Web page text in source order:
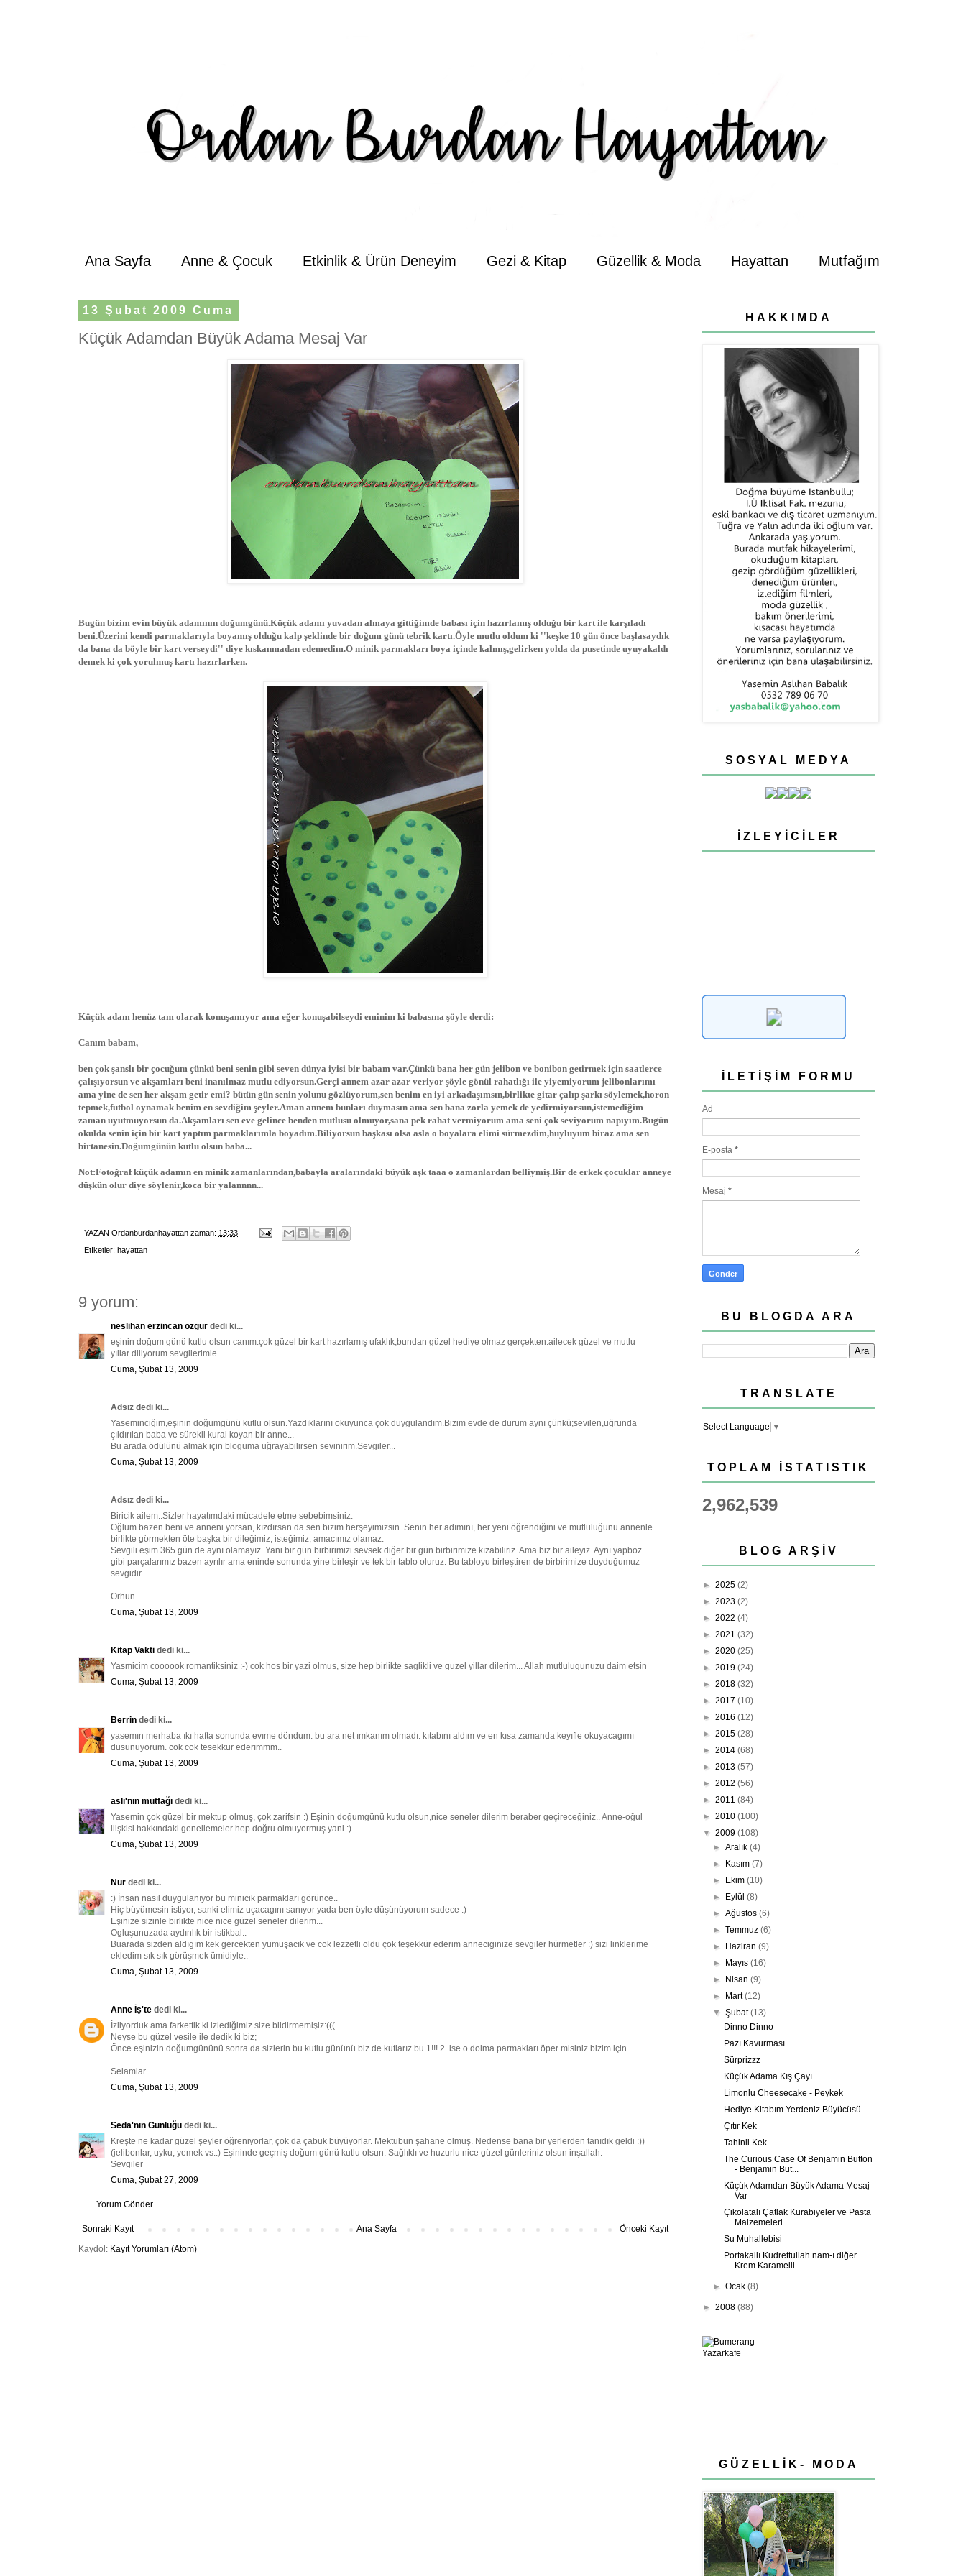
Ana Sayfa Anne & Çocuk Etkinlik & Ürün Deneyim Gezi & Kitap Güzellik & Moda Hayattan Mutfağım
13 Şubat 2009 Cuma
Küçük Adamdan Büyük Adama Mesaj Var
Bugün bizim evin büyük adamının doğumgünü.Küçük adamı yuvadan almaya gittiğimde babası için hazırlamış olduğu bir kart ile karşıladı
beni.Üzerini kendi parmaklarıyla boyamış olduğu kalp şeklinde bir doğum günü tebrik kartı.Öyle mutlu oldum ki ''keşke 10 gün önce başlasaydık
da bana da böyle bir kart verseydi'' diye kıskanmadan edemedim.O minik parmakları boya içinde kalmış,gelirken yolda da pusetinde uyuyakaldı
demek ki çok yorulmuş kartı hazırlarken.
Küçük adam henüz tam olarak konuşamıyor ama eğer konuşabilseydi eminim ki babasına şöyle derdi:
Canım babam,
ben çok şanslı bir çocuğum çünkü beni senin gibi seven dünya iyisi bir babam var.Çünkü bana her gün jelibon ve bonibon getirmek için saatlerce
çalışıyorsun ve akşamları beni inanılmaz mutlu ediyorsun.Gerçi annem azar azar veriyor şöyle gönül rahatlığı ile yiyemiyorum jelibonlarımı
ama yine de sen her akşam getir emi? bütün gün senin yolunu gözlüyorum,sen benim en iyi arkadaşımsın,birlikte gitar çalıp şarkı söylemek,horon
tepmek,futbol oynamak benim en sevdiğim şeyler.Aman annem bunları duymasın ama sen bana zorla yemek de yedirmiyorsun,istemediğim
zaman uyutmuyorsun da.Akşamları sen eve gelince benden mutlusu olmuyor,sana pek rahat vermiyorum ama seni çok seviyorum napıyım.Bugün
okulda senin için bir kart yaptım parmaklarımla boyadım.Biliyorsun başkası olsa asla o boyalara elimi sürmezdim,huyluyum biraz ama sen
birtanesin.Doğumgünün kutlu olsun baba...
Not:Fotoğraf küçük adamın en minik zamanlarından,babayla aralarındaki büyük aşk taaa o zamanlardan belliymiş.Bir de erkek çocuklar anneye
düşkün olur diye söylenir,koca bir yalannnn...
YAZAN Ordanburdanhayattan zaman: 13:33
Etİketler: hayattan
9 yorum:
neslihan erzincan özgür dedi ki...
eşinin doğum günü kutlu olsun canım.çok güzel bir kart hazırlamış ufaklık,bundan güzel hediye olmaz gerçekten.ailecek güzel ve mutlu
yıllar diliyorum.sevgilerimle....
Cuma, Şubat 13, 2009
Adsız dedi ki...
Yaseminciğim,eşinin doğumgünü kutlu olsun.Yazdıklarını okuyunca çok duygulandım.Bizim evde de durum aynı çünkü;sevilen,uğrunda
çıldırılan baba ve sürekli kural koyan bir anne...
Bu arada ödülünü almak için bloguma uğrayabilirsen sevinirim.Sevgiler...
Cuma, Şubat 13, 2009
Adsız dedi ki...
Biricik ailem..Sizler hayatımdaki mücadele etme sebebimsiniz.
Oğlum bazen beni ve anneni yorsan, kızdırsan da sen bizim herşeyimizsin. Senin her adımını, her yeni öğrendiğini ve mutluluğunu annenle
birlikte görmekten öte başka bir dileğimiz, isteğimiz, amacımız olamaz.
Sevgili eşim 365 gün de aynı olamayız. Yani bir gün birbirimizi sevsek diğer bir gün birbirimize kızabiliriz. Ama biz bir aileyiz. Aynı yapboz
gibi parçalarımız bazen ayrılır ama eninde sonunda yine birleşir ve tek bir tablo oluruz. Bu tabloyu birleştiren de birbirimize duyduğumuz
sevgidir.
Orhun
Cuma, Şubat 13, 2009
Kitap Vakti dedi ki...
Yasmicim coooook romantiksiniz :-) cok hos bir yazi olmus, size hep birlikte saglikli ve guzel yillar dilerim... Allah mutlulugunuzu daim etsin
Cuma, Şubat 13, 2009
Berrin dedi ki...
yasemın merhaba ıkı hafta sonunda evıme döndum. bu ara net ımkanım olmadı. kıtabını aldım ve en kısa zamanda keyıfle okuyacagımı
dusunuyorum. cok cok tesekkur ederımmm..
Cuma, Şubat 13, 2009
aslı'nın mutfağı dedi ki...
Yasemin çok güzel bir mektup olmuş, çok zarifsin :) Eşinin doğumgünü kutlu olsun,nice seneler dilerim beraber geçireceğiniz.. Anne-oğul
ilişkisi hakkındaki genellemeler hep doğru olmuyormuş yani :)
Cuma, Şubat 13, 2009
Nur dedi ki...
:) İnsan nasıl duygulanıyor bu minicik parmakları görünce..
Hiç büyümesin istiyor, sanki elimiz uçacagını sanıyor yada ben öyle düşünüyorum sadece :)
Eşinize sizinle birlikte nice nice güzel seneler dilerim...
Ogluşunuzada aydınlık bir istikbal..
Buarada sizden aldıgım kek gercekten yumuşacık ve cok lezzetli oldu çok teşekkür ederim anneciginize sevgiler hürmetler :) sizi linklerime
ekledim sık sık görüşmek ümidiyle..
Cuma, Şubat 13, 2009
Anne İş'te dedi ki...
İzliyorduk ama farkettik ki izlediğimiz size bildirmemişiz:(((
Neyse bu güzel vesile ile dedik ki biz;
Önce eşinizin doğumgününü sonra da sizlerin bu kutlu gününü biz de kutlarız bu 1!!! 2. ise o dolma parmakları öper misiniz bizim için
Selamlar
Cuma, Şubat 13, 2009
Seda'nın Günlüğü dedi ki...
Kreşte ne kadar güzel şeyler öğreniyorlar, çok da çabuk büyüyorlar. Mektubun şahane olmuş. Nedense bana bir yerlerden tanıdık geldi :))
(jelibonlar, uyku, yemek vs..) Eşininde geçmiş doğum günü kutlu olsun. Sağlıklı ve huzurlu nice güzel günleriniz olsun inşallah.
Sevgiler
Cuma, Şubat 27, 2009
Yorum Gönder
Sonraki Kayıt Önceki Kayıt
Ana Sayfa
Kaydol: Kayıt Yorumları (Atom)
HAKKIMDA
SOSYAL MEDYA
İZLEYICILER
İLETIŞIM FORMU
Ad
E-posta *
Mesaj *
BU BLOGDA ARA
TRANSLATE
Select Language ▼
TOPLAM İSTATISTIK
2,962,539
BLOG ARŞIV
► 2025 (2)
► 2023 (2)
► 2022 (4)
► 2021 (32)
► 2020 (25)
► 2019 (24)
► 2018 (32)
► 2017 (10)
► 2016 (12)
► 2015 (28)
► 2014 (68)
► 2013 (57)
► 2012 (56)
► 2011 (84)
► 2010 (100)
▼ 2009 (108)
►Aralık(4)
► Kasım(7)
► Ekim(10)
► Eylül(8)
►Ağustos(6)
►Temmuz(6)
► Haziran(9)
► Mayıs(16)
► Nisan(9)
► Mart(12)
▼Şubat(13)
Dinno Dinno
Pazı Kavurması
Sürprizzz
Küçük Adama Kış Çayı
Limonlu Cheesecake - Peykek
Hediye Kitabım Yerdeniz Büyücüsü
Çıtır Kek
Tahinli Kek
The Curious Case Of Benjamin Button
- Benjamin But...
Küçük Adamdan Büyük Adama Mesaj
Var
Çikolatalı Çatlak Kurabiyeler ve Pasta
Malzemeleri...
Su Muhallebisi
Portakallı Kudrettullah nam-ı diğer
Krem Karamelli...
►Ocak(8)
► 2008 (88)
GÜZELLİK- MODA